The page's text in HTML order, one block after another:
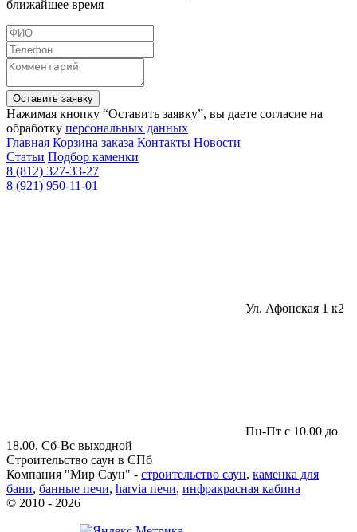
ближайшее время
Оставить заявку
Нажимая кнопку “Оставить заявку”, вы даете согласие на
обработку персональных данных
Главная Корзина заказа Контакты Новости
Статьи Подбор каменки
8 (812) 327-33-27
8 (921) 950-11-01
Ул. Афонская 1 к2
Пн-Пт с 10.00 до
18.00, Сб-Вс выходной
Строительство саун в СПб
Компания "Мир Саун" - строительство саун, каменка для
бани, банные печи, harvia печи, инфракрасная кабина
© 2010 - 2026